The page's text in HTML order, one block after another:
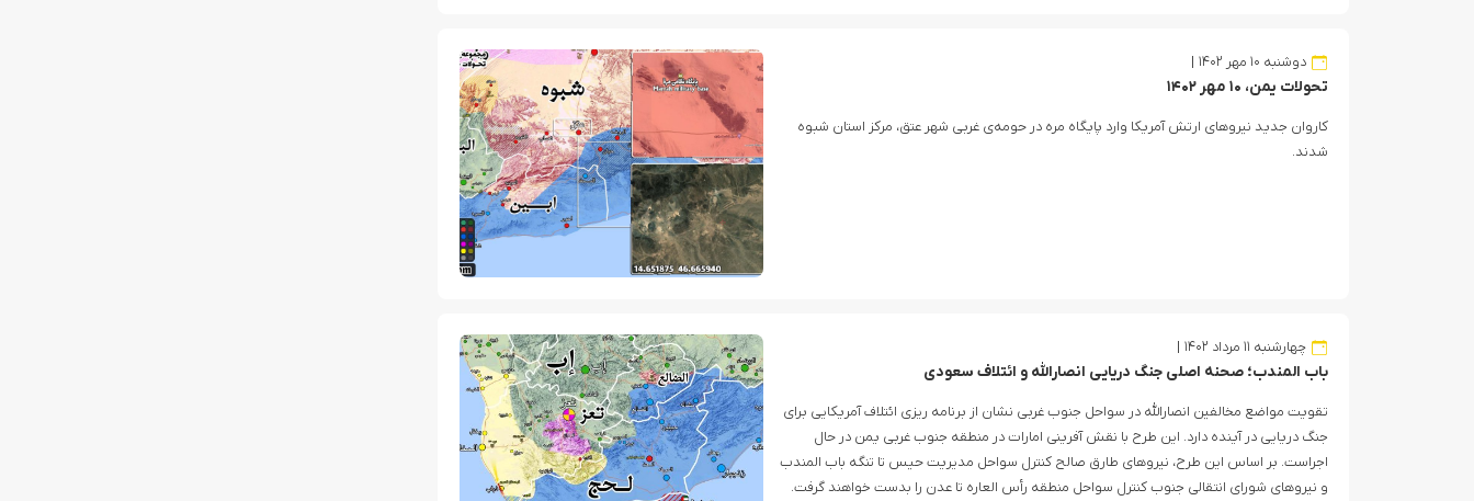
دوشنبه ۱۰ مهر ۱۴۰۲
تحولات یمن، ۱۰ مهر ۱۴۰۲
کاروان جدید نیروهای ارتش آمریکا وارد پایگاه مره در حومه‌ی غربی شهر عتق، مرکز استان شبوه
شدند.
چهارشنبه ۱۱ مرداد ۱۴۰۲
باب المندب؛ صحنه اصلی جنگ دریایی انصارالله و ائتلاف سعودی
تقویت مواضع مخالفین انصارالله در سواحل جنوب غربی نشان از برنامه ریزی ائتلاف آمریکایی برای
جنگ دریایی در آینده دارد. این طرح با نقش آفرینی امارات در منطقه جنوب غربی یمن در حال
اجراست. بر اساس این طرح، نیروهای طارق صالح کنترل سواحل مدیریت حیس تا تنگه باب المندب
و نیروهای شورای انتقالی جنوب کنترل سواحل منطقه رأس العاره تا عدن را بدست خواهند گرفت.